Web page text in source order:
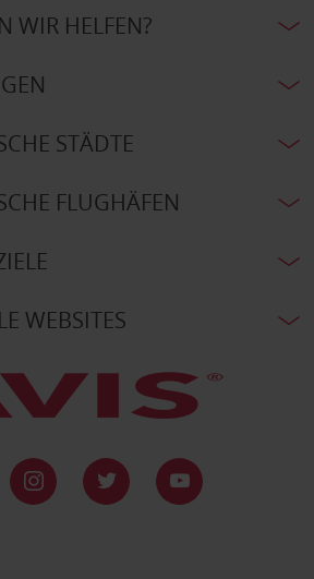
WIR HELFEN?
STÄDTE
FLUGHÄFEN
WEBSITES